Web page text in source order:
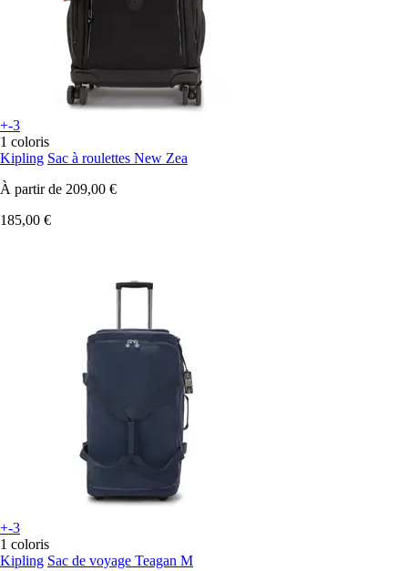
+-3
1 coloris
Kipling Sac à roulettes New Zea
À partir de 209,00 €
185,00 €
+-3
1 coloris
Kipling Sac de voyage Teagan M